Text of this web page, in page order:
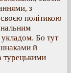
з
політикою
Бо тут
й
турецькими